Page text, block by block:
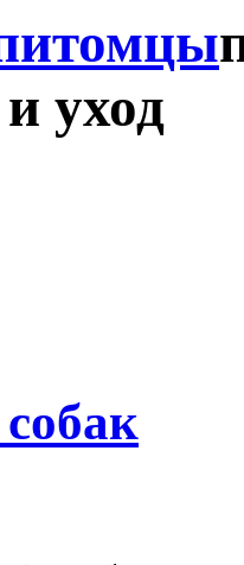
уход